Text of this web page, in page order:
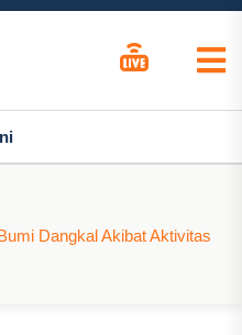
Dangkal Akibat Aktivitas